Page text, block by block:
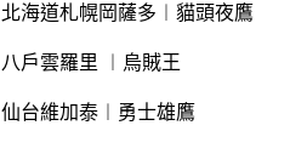
北海道札幌岡薩多︱貓頭夜鷹
八戶雲羅里 ︱烏賊王
仙台維加泰︱勇士雄鷹